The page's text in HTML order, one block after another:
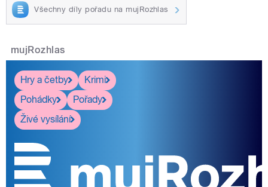
Všechny díly pořadu na mujRozhlas
mujRozhlas
Hry a četby
Krimi
Pohádky
Pořady
Živé vysílání